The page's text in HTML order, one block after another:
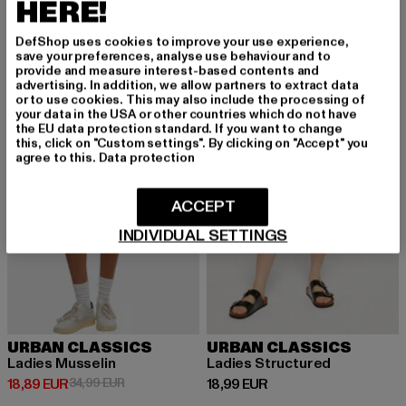
-46%
URBAN CLASSICS
Ladies Musselin
18,89 EUR
Derzeitiger Preis: 18,89 EUR
34,99 EURAktionspreis: 34,99 EUR
URBAN CLASSICS
Ladies Structured
18,99 EUR
Derzeitiger Preis: 18,99 EUR
HERE!
DefShop uses cookies to improve your use experience,
save your preferences, analyse use behaviour and to
provide and measure interest-based contents and
advertising. In addition, we allow partners to extract data
or to use cookies. This may also include the processing of
your data in the USA or other countries which do not have
the EU data protection standard. If you want to change
this, click on "Custom settings". By clicking on "Accept" you
agree to this. Data protection
INDIVIDUAL SETTINGS
ACCEPT